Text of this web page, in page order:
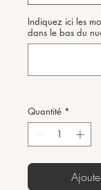
Indiquez ici les
dans le bas du
Quantité *